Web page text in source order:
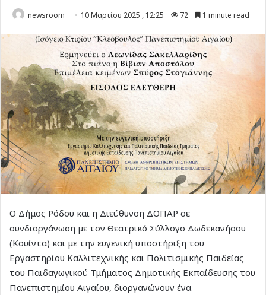
newsroom 10 Μαρτίου 2025 , 12:25 72 1 minute read
Ο Δήμος Ρόδου και η Διεύθυνση ΔΟΠΑΡ σε
συνδιοργάνωση με τον Θεατρικό Σύλλογο Δωδεκανήσου
(Κουίντα) και με την ευγενική υποστήριξη του
Εργαστηρίου Καλλιτεχνικής και Πολιτισμικής Παιδείας
του Παιδαγωγικού Τμήματος Δημοτικής Εκπαίδευσης του
Πανεπιστημίου Αιγαίου, διοργανώνουν ένα